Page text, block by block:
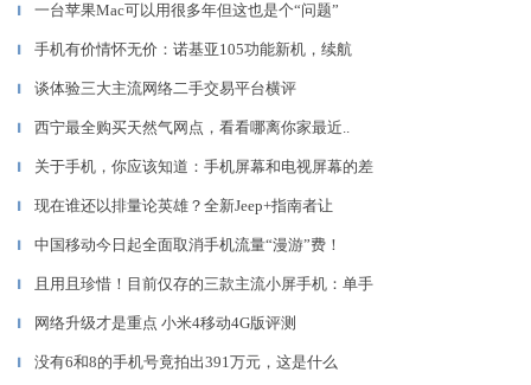
▎ 一台苹果Mac可以用很多年但这也是个“问题”
▎ 手机有价情怀无价：诺基亚105功能新机，续航
▎ 谈体验三大主流网络二手交易平台横评
▎ 西宁最全购买天然气网点，看看哪离你家最近..
▎ 关于手机，你应该知道：手机屏幕和电视屏幕的差
▎ 现在谁还以排量论英雄？全新Jeep+指南者让
▎ 中国移动今日起全面取消手机流量“漫游”费！
▎ 且用且珍惜！目前仅存的三款主流小屏手机：单手
▎ 网络升级才是重点 小米4移动4G版评测
▎ 没有6和8的手机号竟拍出391万元，这是什么